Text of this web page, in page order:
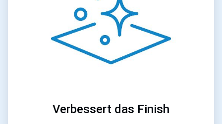
Verbessert das Finish